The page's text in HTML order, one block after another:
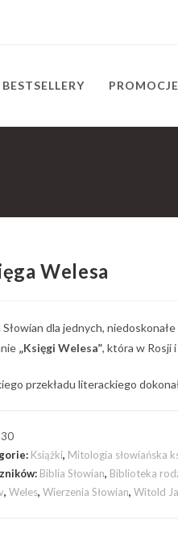
BESTSELLERY PROMOCJE
Welesa
Słowian dla jednych,
„Księgi Welesa”, która w Rosji
przekładu literackiego
30
Książki, Mitologia słowiańska
Biblia Słowian, Biblioteka
, Weles, Wierzenia Słowian, Witold